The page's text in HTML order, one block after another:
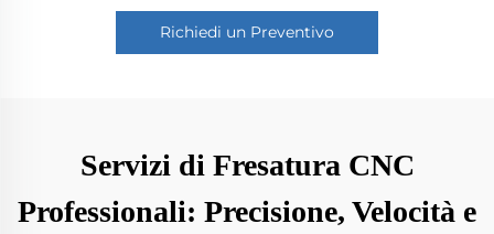
Richiedi un Preventivo
Servizi di Fresatura CNC
Professionali: Precisione, Velocità e